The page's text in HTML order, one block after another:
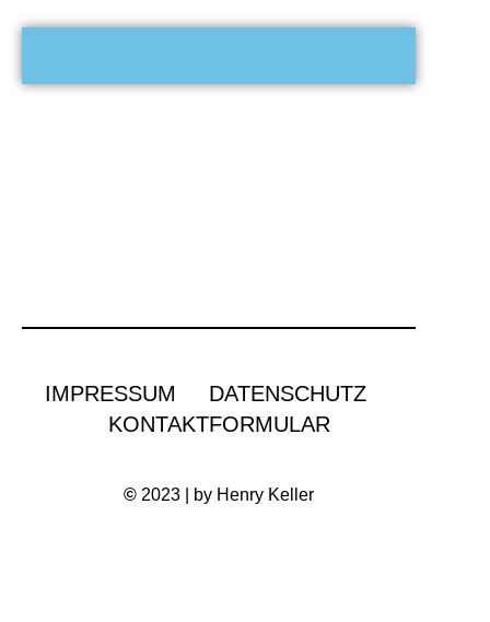
IMPRESSUM
DATENSCHUTZ
KONTAKTFORMULAR
© 2023 | by Henry Keller